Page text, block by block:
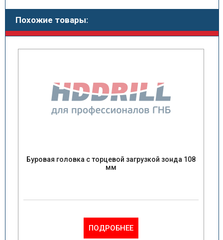
Похожие товары:
Буровая головка с торцевой загрузкой зонда 108
мм
ПОДРОБНЕЕ